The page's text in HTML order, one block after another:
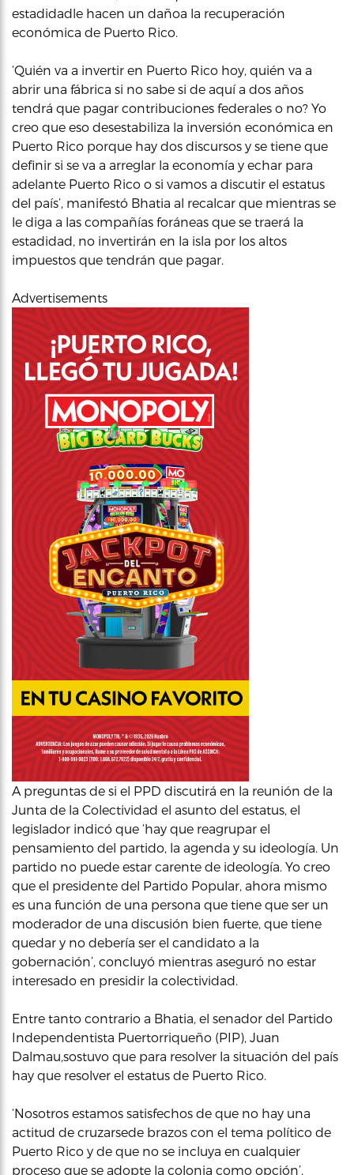
estadidadle hacen un dañoa la recuperación
económica de Puerto Rico.
‘Quién va a invertir en Puerto Rico hoy, quién va a
abrir una fábrica si no sabe si de aquí a dos años
tendrá que pagar contribuciones federales o no? Yo
creo que eso desestabiliza la inversión económica en
Puerto Rico porque hay dos discursos y se tiene que
definir si se va a arreglar la economía y echar para
adelante Puerto Rico o si vamos a discutir el estatus
del país’, manifestó Bhatia al recalcar que mientras se
le diga a las compañías foráneas que se traerá la
estadidad, no invertirán en la isla por los altos
impuestos que tendrán que pagar.
Advertisements
A preguntas de si el PPD discutirá en la reunión de la
Junta de la Colectividad el asunto del estatus, el
legislador indicó que ‘hay que reagrupar el
pensamiento del partido, la agenda y su ideología. Un
partido no puede estar carente de ideología. Yo creo
que el presidente del Partido Popular, ahora mismo
es una función de una persona que tiene que ser un
moderador de una discusión bien fuerte, que tiene
quedar y no debería ser el candidato a la
gobernación’, concluyó mientras aseguró no estar
interesado en presidir la colectividad.
Entre tanto contrario a Bhatia, el senador del Partido
Independentista Puertorriqueño (PIP), Juan
Dalmau,sostuvo que para resolver la situación del país
hay que resolver el estatus de Puerto Rico.
‘Nosotros estamos satisfechos de que no hay una
actitud de cruzarsede brazos con el tema político de
Puerto Rico y de que no se incluya en cualquier
proceso que se adopte la colonia como opción’,